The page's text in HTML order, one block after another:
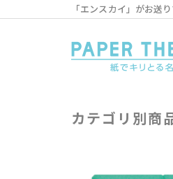
「エンスカイ」がお送
カテゴリ別商